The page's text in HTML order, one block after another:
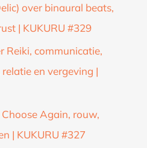
over binaural beats,
| KUKURU #329
Reiki, communicatie,
en vergeving |
Again, rouw,
| KUKURU #327